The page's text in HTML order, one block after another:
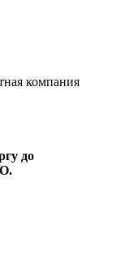
компания
до